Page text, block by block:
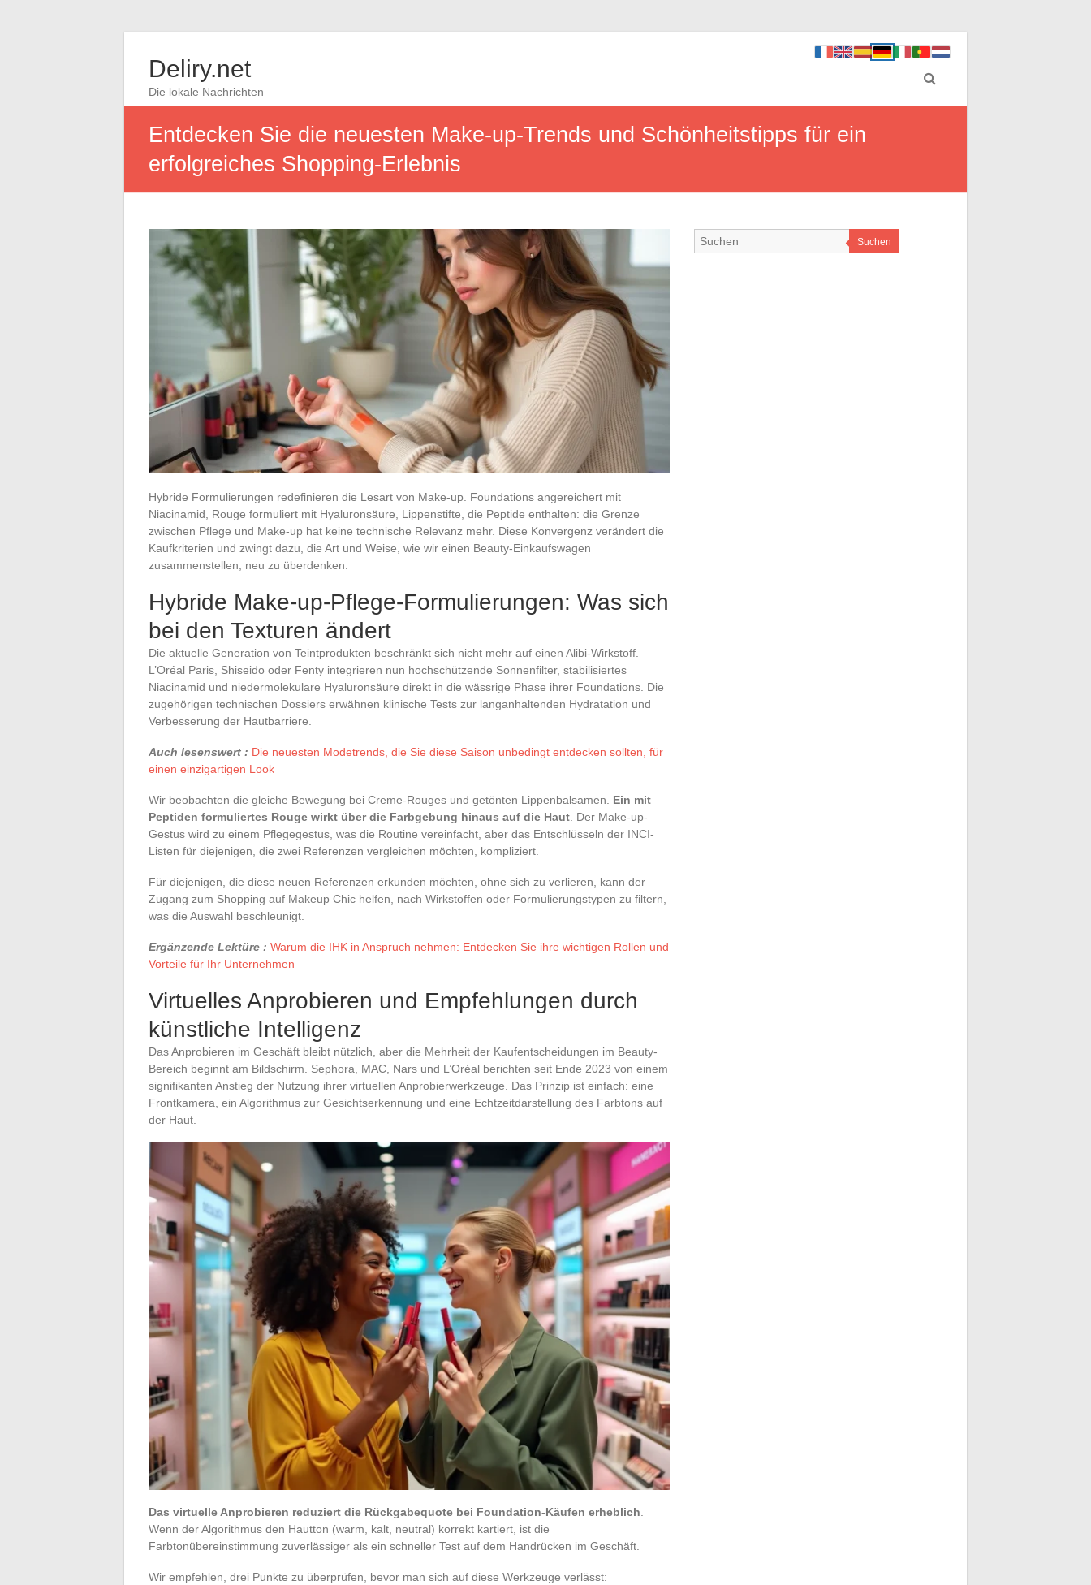
Deliry.net
Die lokale Nachrichten
Entdecken Sie die neuesten Make-up-Trends und Schönheitstipps für ein
erfolgreiches Shopping-Erlebnis
Hybride Formulierungen redefinieren die Lesart von Make-up. Foundations angereichert mit
Niacinamid, Rouge formuliert mit Hyaluronsäure, Lippenstifte, die Peptide enthalten: die Grenze
zwischen Pflege und Make-up hat keine technische Relevanz mehr. Diese Konvergenz verändert die
Kaufkriterien und zwingt dazu, die Art und Weise, wie wir einen Beauty-Einkaufswagen
zusammenstellen, neu zu überdenken.
Hybride Make-up-Pflege-Formulierungen: Was sich
bei den Texturen ändert
Die aktuelle Generation von Teintprodukten beschränkt sich nicht mehr auf einen Alibi-Wirkstoff.
L’Oréal Paris, Shiseido oder Fenty integrieren nun hochschützende Sonnenfilter, stabilisiertes
Niacinamid und niedermolekulare Hyaluronsäure direkt in die wässrige Phase ihrer Foundations. Die
zugehörigen technischen Dossiers erwähnen klinische Tests zur langanhaltenden Hydratation und
Verbesserung der Hautbarriere.
Auch lesenswert : Die neuesten Modetrends, die Sie diese Saison unbedingt entdecken sollten, für
einen einzigartigen Look
Wir beobachten die gleiche Bewegung bei Creme-Rouges und getönten Lippenbalsamen. Ein mit
Peptiden formuliertes Rouge wirkt über die Farbgebung hinaus auf die Haut . Der Make-up-
Gestus wird zu einem Pflegegestus, was die Routine vereinfacht, aber das Entschlüsseln der INCI-
Listen für diejenigen, die zwei Referenzen vergleichen möchten, kompliziert.
Für diejenigen, die diese neuen Referenzen erkunden möchten, ohne sich zu verlieren, kann der
Zugang zum Shopping auf Makeup Chic helfen, nach Wirkstoffen oder Formulierungstypen zu filtern,
was die Auswahl beschleunigt.
Ergänzende Lektüre : Warum die IHK in Anspruch nehmen: Entdecken Sie ihre wichtigen Rollen und
Vorteile für Ihr Unternehmen
Virtuelles Anprobieren und Empfehlungen durch
künstliche Intelligenz
Das Anprobieren im Geschäft bleibt nützlich, aber die Mehrheit der Kaufentscheidungen im Beauty-
Bereich beginnt am Bildschirm. Sephora, MAC, Nars und L’Oréal berichten seit Ende 2023 von einem
signifikanten Anstieg der Nutzung ihrer virtuellen Anprobierwerkzeuge. Das Prinzip ist einfach: eine
Frontkamera, ein Algorithmus zur Gesichtserkennung und eine Echtzeitdarstellung des Farbtons auf
der Haut.
Das virtuelle Anprobieren reduziert die Rückgabequote bei Foundation-Käufen erheblich.
Wenn der Algorithmus den Hautton (warm, kalt, neutral) korrekt kartiert, ist die
Farbtonübereinstimmung zuverlässiger als ein schneller Test auf dem Handrücken im Geschäft.
Wir empfehlen, drei Punkte zu überprüfen, bevor man sich auf diese Werkzeuge verlässt:
Suchen